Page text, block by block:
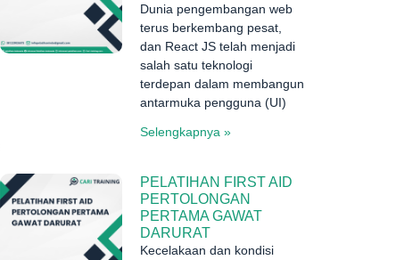
Dunia pengembangan web
terus berkembang pesat,
dan React JS telah menjadi
salah satu teknologi
terdepan dalam membangun
antarmuka pengguna (UI)
Selengkapnya »
PELATIHAN FIRST AID
PERTOLONGAN
PERTAMA GAWAT
DARURAT
Kecelakaan dan kondisi